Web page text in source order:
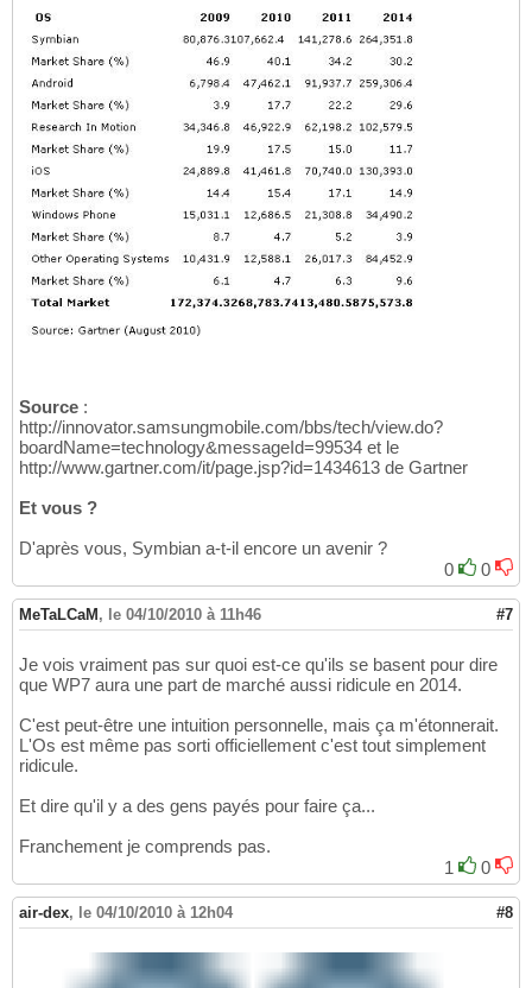
Source :
http://innovator.samsungmobile.com/bbs/tech/view.do?
boardName=technology&messageId=99534 et le
http://www.gartner.com/it/page.jsp?id=1434613 de Gartner
Et vous ?
D'après vous, Symbian a-t-il encore un avenir ?
0
0
MeTaLCaM, le 04/10/2010 à 11h46 #7
Je vois vraiment pas sur quoi est-ce qu'ils se basent pour dire
que WP7 aura une part de marché aussi ridicule en 2014.
C'est peut-être une intuition personnelle, mais ça m'étonnerait.
L'Os est même pas sorti officiellement c'est tout simplement
ridicule.
Et dire qu'il y a des gens payés pour faire ça...
Franchement je comprends pas.
1
0
air-dex, le 04/10/2010 à 12h04 #8